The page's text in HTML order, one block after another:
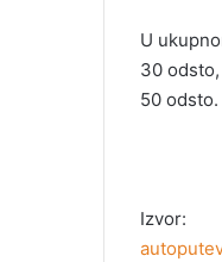
U
30
50 odsto.
Izvor: